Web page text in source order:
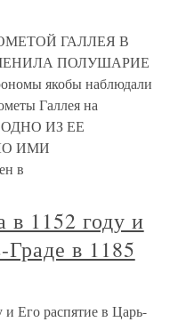
ГАЛЛЕЯ В
ПОЛУШАРИЕ
якобы наблюдали
Галлея на
ОДНО ИЗ ЕЕ
ИМИ
в
в 1152 году и
в 1185
Его распятие в Царь-